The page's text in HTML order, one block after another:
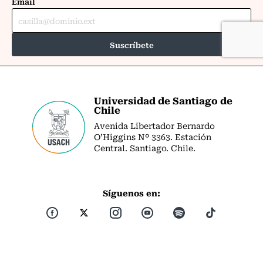
Universidad de Santiago de
Chile
Avenida Libertador Bernardo
O’Higgins Nº 3363. Estación
Central. Santiago. Chile.
Síguenos en: